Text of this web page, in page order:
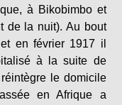
à Bikobimbo et
de la nuit). Au bout
en février 1917 il
à la suite de
le domicile
en Afrique a